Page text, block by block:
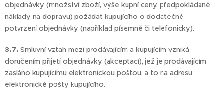
objednávky (množství zboží, výše kupní ceny, předpokládané
náklady na dopravu) požádat kupujícího o dodatečné
potvrzení objednávky (například písemně či telefonicky).
3.7. Smluvní vztah mezi prodávajícím a kupujícím vzniká
doručením přijetí objednávky (akceptací), jež je prodávajícím
zasláno kupujícímu elektronickou poštou, a to na adresu
elektronické pošty kupujícího.